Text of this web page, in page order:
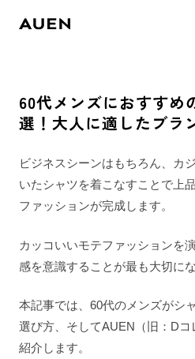
60代メンズにおすすめ
選！大人に適したブラ
ビジネスシーンはもちろん、カ
いたシャツを着こなすことで上
ファッションが完成します。
カッコいいモテファッションを
感を意識することが最も大切にな
本記事では、60代のメンズがシ
選び方、そしてAUEN（旧：D
紹介します。